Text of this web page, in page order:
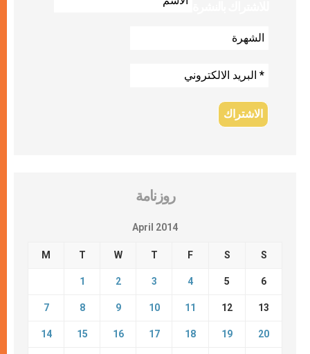
روزنامة
April 2014
M T W T F S S
1 2 3 4 5 6
7 8 9 10 11 12 13
14 15 16 17 18 19 20